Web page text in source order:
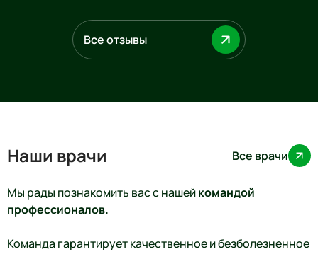
Все отзывы
теперь в
Наши врачи Все врачи
Мы рады познакомить вас с нашейкомандой
профессионалов.
Команда гарантирует качественное и безболезненное